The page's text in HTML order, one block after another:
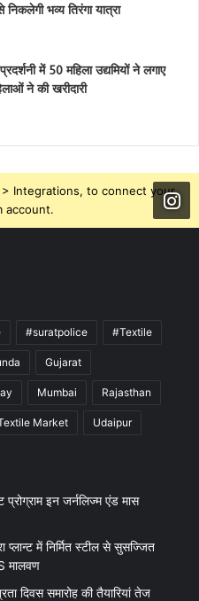
भव्य तिरंगा यात्रा
में 50 महिला उद्यमियों ने लगाए
ने की खरीदारी
Integrations, to connect your
account.
#suratpolice #Textile
Gujarat
Mumbai Rajasthan
Market Udaipur
इन जर्नलिज्म एंड मास
में निर्मित स्टील से सुसज्जित
मालवण
दिवस समारोह की तैयारियां तेज